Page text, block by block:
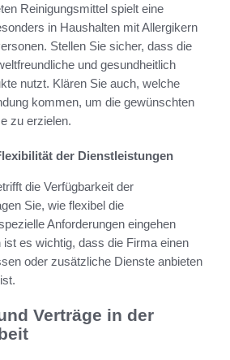
Reinigungsmittel spielt eine
in Haushalten mit Allergikern
Stellen Sie sicher, dass die
und gesundheitlich
nutzt. Klären Sie auch, welche
kommen, um die gewünschten
zu erzielen.
der Dienstleistungen
die Verfügbarkeit der
Sie, wie flexibel die
Anforderungen eingehen
ist es wichtig, dass die Firma einen
oder zusätzliche Dienste anbieten
Verträge in der